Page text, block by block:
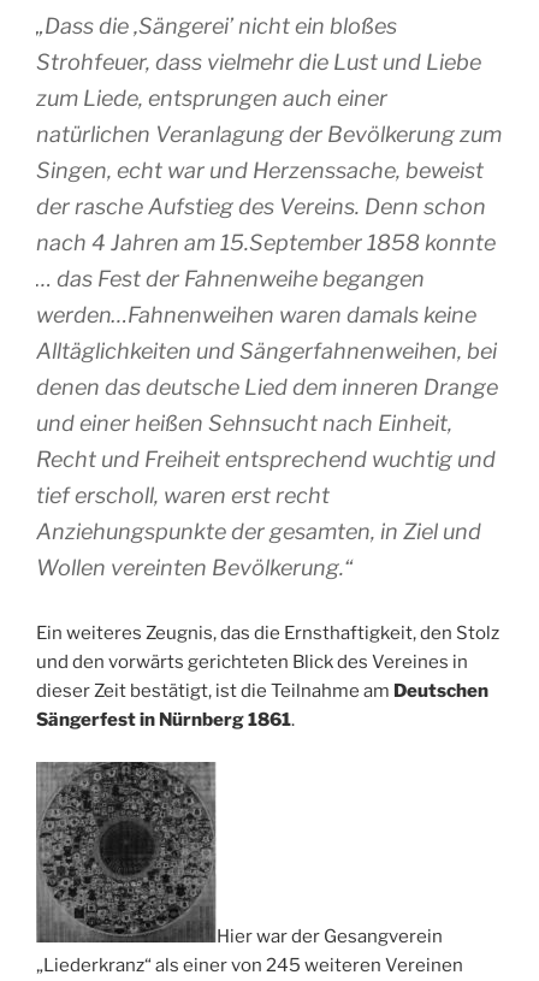
„Dass die ‚Sängerei’ nicht ein bloßes
Strohfeuer, dass vielmehr die Lust und Liebe
zum Liede, entsprungen auch einer
natürlichen Veranlagung der Bevölkerung zum
Singen, echt war und Herzenssache, beweist
der rasche Aufstieg des Vereins. Denn schon
nach 4 Jahren am 15.September 1858 konnte
… das Fest der Fahnenweihe begangen
werden…Fahnenweihen waren damals keine
Alltäglichkeiten und Sängerfahnenweihen, bei
denen das deutsche Lied dem inneren Drange
und einer heißen Sehnsucht nach Einheit,
Recht und Freiheit entsprechend wuchtig und
tief erscholl, waren erst recht
Anziehungspunkte der gesamten, in Ziel und
Wollen vereinten Bevölkerung.“
Ein weiteres Zeugnis, das die Ernsthaftigkeit, den Stolz
und den vorwärts gerichteten Blick des Vereines in
dieser Zeit bestätigt, ist die Teilnahme am Deutschen
Sängerfest in Nürnberg 1861.
Hier war der Gesangverein
„Liederkranz“ als einer von 245 weiteren Vereinen